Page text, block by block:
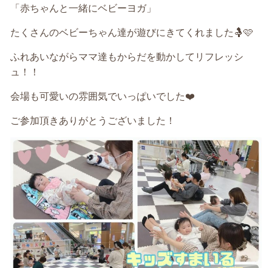
「赤ちゃんと一緒にベビーヨガ」
たくさんのベビーちゃん達が遊びにきてくれました🤱🩷
ふれあいながらママ達もからだを動かしてリフレッシ
ュ！！
会場も可愛いの雰囲気でいっぱいでした❤️
ご参加頂きありがとうございました！